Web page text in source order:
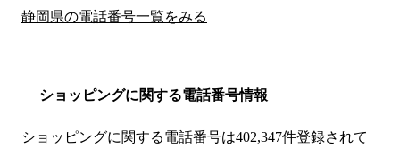
静岡県の電話番号一覧をみる
ショッピングに関する電話番号情報
ショッピングに関する電話番号は402,347件登録されて